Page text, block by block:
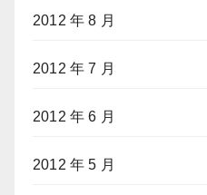
2012 年 8 月
2012 年 7 月
2012 年 6 月
2012 年 5 月